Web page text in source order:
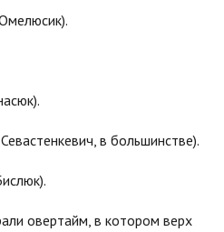
в большинстве).
овертайм, в котором верх